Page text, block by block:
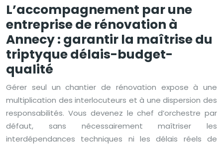
L’accompagnement par une
entreprise de rénovation à
Annecy : garantir la maîtrise du
triptyque délais-budget-
qualité
Gérer seul un chantier de rénovation expose à une
multiplication des interlocuteurs et à une dispersion des
responsabilités. Vous devenez le chef d’orchestre par
défaut, sans nécessairement maîtriser les
interdépendances techniques ni les délais réels de